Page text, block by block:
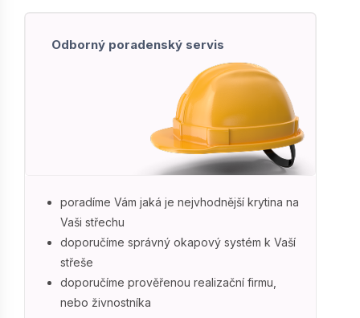
Odborný poradenský servis
poradíme Vám jaká je nejvhodnější krytina na
Vaši střechu
doporučíme správný okapový systém k Vaší
střeše
doporučíme prověřenou realizační firmu,
nebo živnostníka